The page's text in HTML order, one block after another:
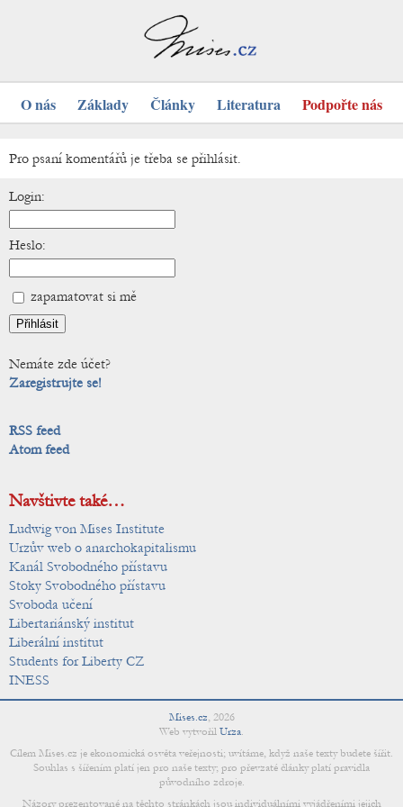
O nás Základy Články Literatura Podpořte nás
Pro psaní komentářů je třeba se přihlásit.
Login:
Heslo:
zapamatovat si mě
Nemáte zde účet?
Zaregistrujte se!
RSS feed
Atom feed
Navštivte také…
Ludwig von Mises Institute
Urzův web o anarchokapitalismu
Kanál Svobodného přístavu
Stoky Svobodného přístavu
Svoboda učení
Libertariánský institut
Liberální institut
Students for Liberty CZ
INESS
Mises.cz, 2026
Web vytvořil Urza.
Cílem Mises.cz je ekonomická osvěta veřejnosti; uvítáme, když naše texty budete šířit.
Souhlas s šířením platí jen pro naše texty; pro převzaté články platí pravidla
původního zdroje.
Názory prezentované na těchto stránkách jsou individuálními vyjádřeními jejich